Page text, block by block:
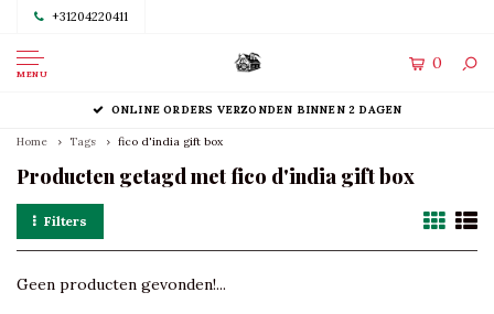
+31204220411
MENU
0
ONLINE ORDERS VERZONDEN BINNEN 2 DAGEN
Home Tags fico d'india gift box
Producten getagd met fico d'india gift box
Filters
Geen producten gevonden!...